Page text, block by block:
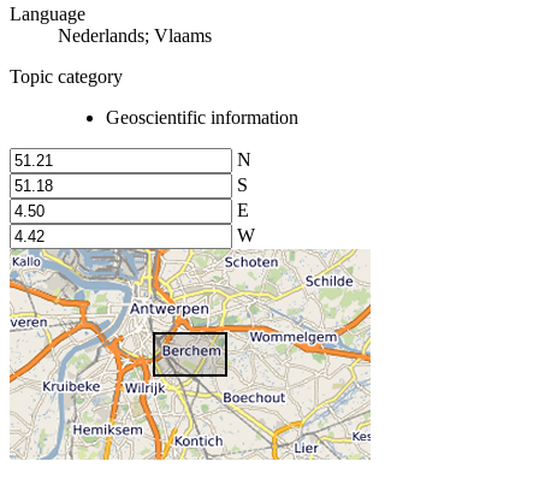
Language
Nederlands; Vlaams
Topic category
Geoscientific information
N
S
E
W